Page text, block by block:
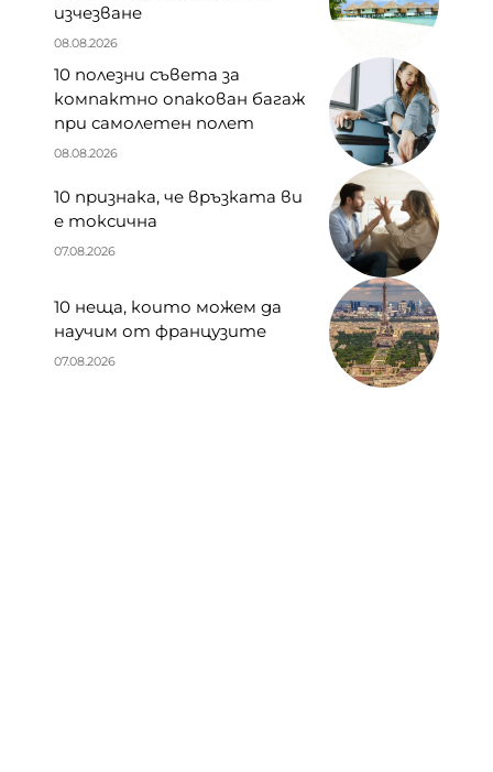
изчезване
08.08.2026
10 полезни съвета за
компактно опакован багаж
при самолетен полет
08.08.2026
10 признака, че връзката ви
е токсична
07.08.2026
10 неща, които можем да
научим от французите
07.08.2026